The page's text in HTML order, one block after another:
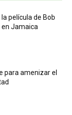
película de Bob
Jamaica
para amenizar el